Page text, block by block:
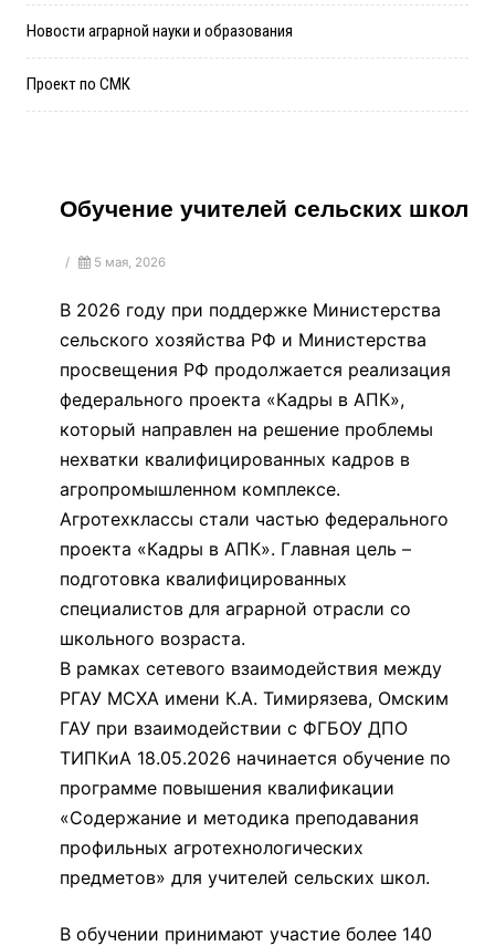
Обучение учителей сельских школ
/ 5 мая, 2026
В 2026 году при поддержке Министерства
сельского хозяйства РФ и Министерства
просвещения РФ продолжается реализация
федерального проекта «Кадры в АПК»,
который направлен на решение проблемы
нехватки квалифицированных кадров в
агропромышленном комплексе.
Агротехклассы стали частью федерального
проекта «Кадры в АПК». Главная цель –
подготовка квалифицированных
специалистов для аграрной отрасли со
школьного возраста.
В рамках сетевого взаимодействия между
РГАУ МСХА имени К.А. Тимирязева, Омским
ГАУ при взаимодействии с ФГБОУ ДПО
ТИПКиА 18.05.2026 начинается обучение по
программе повышения квалификации
«Содержание и методика преподавания
профильных агротехнологических
предметов» для учителей сельских школ.
В обучении принимают участие более 140
Новости аграрной науки и образования
Проект по СМК